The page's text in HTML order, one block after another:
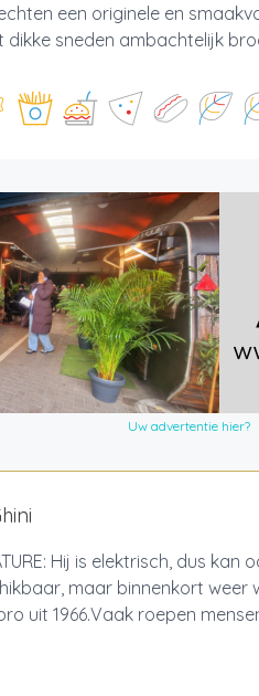
een originele en
dikke sneden ambachtelijk
Uw advertentie hier?
Hij is elektrisch, dus
maar binnenkort weer
uit 1966.Vaak roepen